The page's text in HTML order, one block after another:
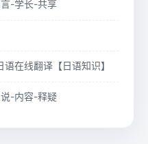
言-学长-共享
在线翻译【日语知识】
说-内容-释疑